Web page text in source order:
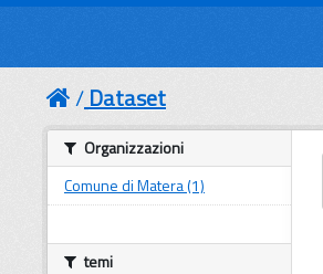
Dataset
Organizzazioni
Comune di Matera (1)
temi